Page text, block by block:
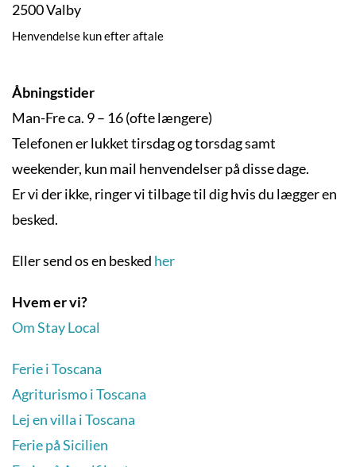
2500 Valby
Henvendelse kun efter aftale
Åbningstider
Man-Fre ca. 9 – 16 (ofte længere)
Telefonen er lukket tirsdag og torsdag samt
weekender, kun mail henvendelser på disse dage.
Er vi der ikke, ringer vi tilbage til dig hvis du lægger en
besked.
Eller send os en besked her
Hvem er vi?
Om Stay Local
Ferie i Toscana
Agriturismo i Toscana
Lej en villa i Toscana
Ferie på Sicilien